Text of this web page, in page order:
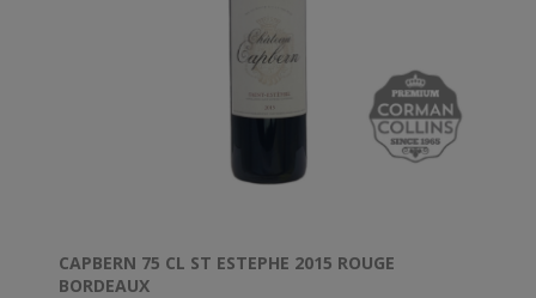
CAPBERN 75 CL ST ESTEPHE 2015 ROUGE
BORDEAUX